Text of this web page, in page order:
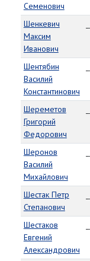
Семенович
Шенкевич
Максим
Иванович
Шентябин
Василий
Константинович
Шереметов
Григорий
Федорович
Шеронов
Василий
Михайлович
Шестак Петр
Степанович
Шестаков
Евгений
Александрович